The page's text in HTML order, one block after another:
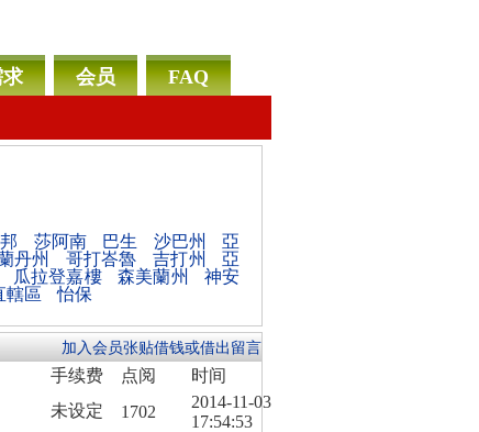
会员
FAQ
莎阿南 巴生 沙巴州
亞
丹州 哥打峇魯 吉打州
亞
瓜拉登嘉樓 森美蘭州
神安
轄區 怡保
加入会员张贴借钱或借出留言
手续费 点阅
时间
未设定 1702
2014-11-03
17:54:53